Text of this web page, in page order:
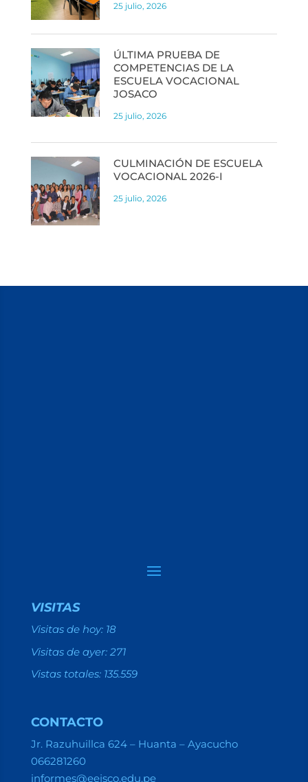
25 julio, 2026
ÚLTIMA PRUEBA DE
COMPETENCIAS DE LA
ESCUELA VOCACIONAL
JOSACO
25 julio, 2026
CULMINACIÓN DE ESCUELA
VOCACIONAL 2026-I
25 julio, 2026
VISITAS
Visitas de hoy: 18
Visitas de ayer: 271
Vistas totales: 135.559
CONTACTO
Jr. Razuhuillca 624 – Huanta – Ayacucho
066281260
informes@eejsco.edu.pe